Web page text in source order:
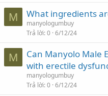
M What ingredients
manyologumbuy
Trả lời 0 6/12/24
M
Can Manyolo Male
with erectile
manyologumbuy
Trả lời 0 6/12/24